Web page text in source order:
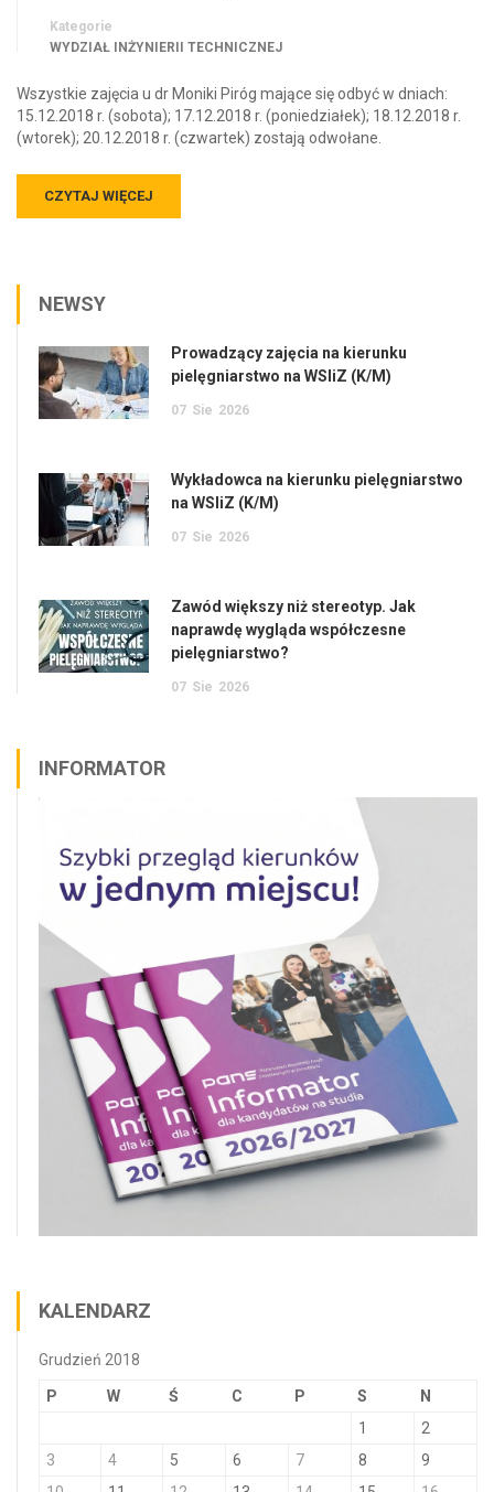
Kategorie
WYDZIAŁ INŻYNIERII TECHNICZNEJ
Wszystkie zajęcia u dr Moniki Piróg mające się odbyć w dniach:
15.12.2018 r. (sobota); 17.12.2018 r. (poniedziałek); 18.12.2018 r.
(wtorek); 20.12.2018 r. (czwartek) zostają odwołane.
CZYTAJ WIĘCEJ
NEWSY
Prowadzący zajęcia na kierunku
pielęgniarstwo na WSIiZ (K/M)
07 Sie 2026
Wykładowca na kierunku pielęgniarstwo
na WSIiZ (K/M)
07 Sie 2026
Zawód większy niż stereotyp. Jak
naprawdę wygląda współczesne
pielęgniarstwo?
07 Sie 2026
INFORMATOR
KALENDARZ
Grudzień 2018
P W Ś C P S
N
1
2
3
4 5 6 7 8
9